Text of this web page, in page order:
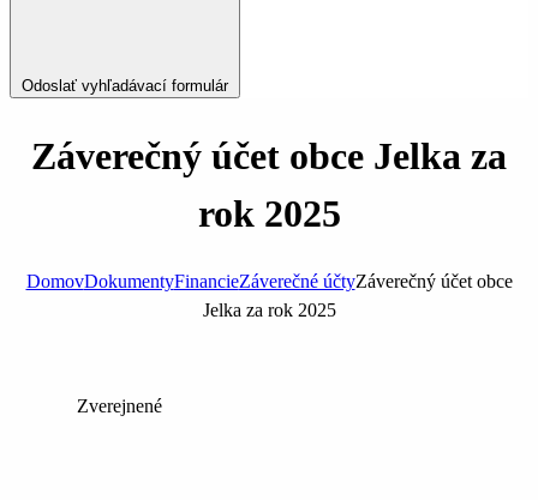
Odoslať vyhľadávací formulár
Záverečný účet obce Jelka za
rok 2025
DomovDokumentyFinancieZáverečné účtyZáverečný účet obce
Jelka za rok 2025
Zverejnené